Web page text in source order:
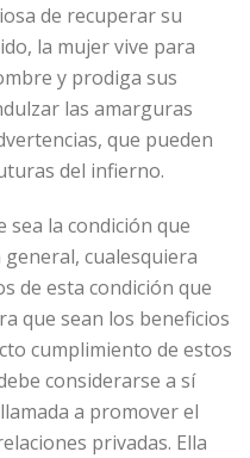
de recuperar su
la mujer vive para
y prodiga sus
las amarguras
que pueden
del infierno.
sea la condición que
cualesquiera
de esta condición que
que sean los beneficios
cumplimiento de estos
considerarse a sí
a promover el
privadas. Ella